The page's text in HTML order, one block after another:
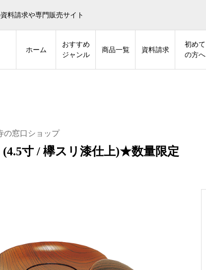
料請求や専門販売サイト
ホーム
おすすめ
ジャンル
商品一覧 資料請求
初めて
の方へ
の窓口ショップ
(4.5寸 / 欅スリ漆仕上)★数量限定